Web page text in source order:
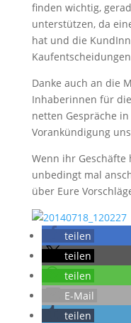
finden wichtig,
unterstützen, da
hat und die
Danke auch an die
Inhaberinnen für
netten Gespräche
Vorankündigung
Wenn ihr
unbedingt mal
über Eure
teilen
teilen
teilen
E-Mail
teilen